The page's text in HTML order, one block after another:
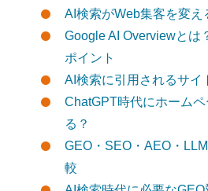
AI検索がWeb集客を変え
Google AI Overviewとは
ポイント
AI検索に引用されるサイ
ChatGPT時代にホーム
る？
GEO・SEO・AEO・
較